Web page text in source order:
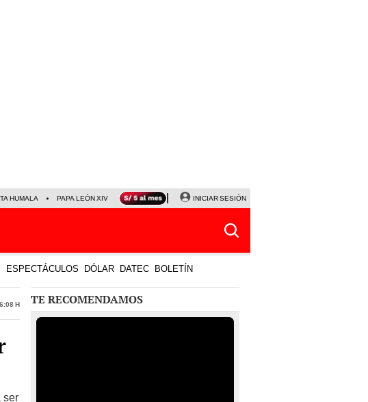
ESPECTÁCULOS DÓLAR DATEC BOLETÍN
h